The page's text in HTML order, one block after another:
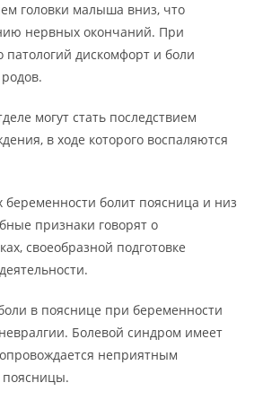
головки малыша вниз, что
нервных окончаний. При
патологий дискомфорт и боли
могут стать последствием
в ходе которого воспаляются
беременности болит поясница и низ
признаки говорят о
своеобразной подготовке
в пояснице при беременности
Болевой синдром имеет
неприятным